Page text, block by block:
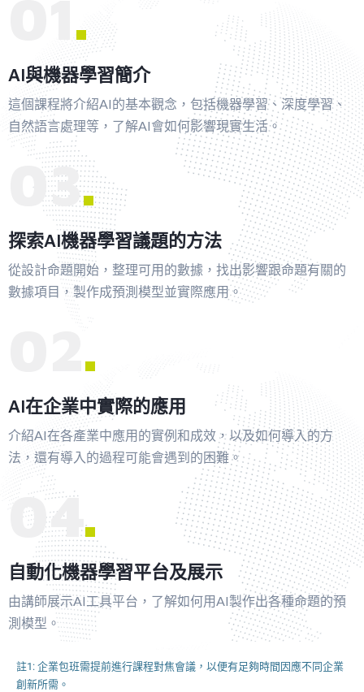
AI與機器學習簡介
這個課程將介紹AI的基本觀念，包括機器學習、深度學習、
自然語言處理等，了解AI會如何影響現實生活。
03
探索AI機器學習議題的方法
從設計命題開始，整理可用的數據，找出影響跟命題有關的
數據項目，製作成預測模型並實際應用。
AI在企業中實際的應用
介紹AI在各產業中應用的實例和成效，以及如何導入的方
法，還有導入的過程可能會遇到的困難。
04
自動化機器學習平台及展示
由講師展示AI工具平台，了解如何用AI製作出各種命題的預
測模型。
註1: 企業包班需提前進行課程對焦會議，以便有足夠時間因應不同企業
創新所需。